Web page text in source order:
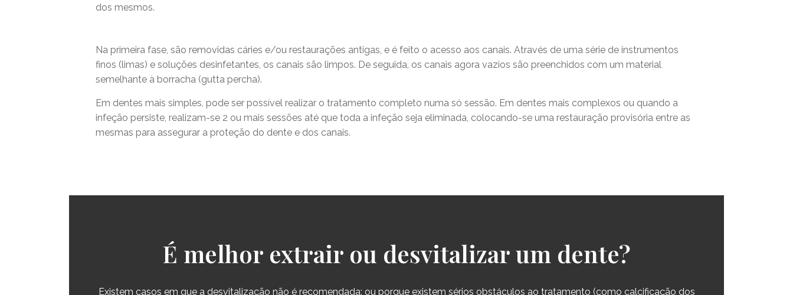
dos mesmos.
Na primeira fase, são removidas cáries e/ou restaurações antigas, e é feito o acesso aos canais. Através de uma série de instrumentos
finos (limas) e soluções desinfetantes, os canais são limpos. De seguida, os canais agora vazios são preenchidos com um material
semelhante à borracha (gutta percha).
Em dentes mais simples, pode ser possível realizar o tratamento completo numa só sessão. Em dentes mais complexos ou quando a
infeção persiste, realizam-se 2 ou mais sessões até que toda a infeção seja eliminada, colocando-se uma restauração provisória entre as
mesmas para assegurar a proteção do dente e dos canais.
É melhor extrair ou desvitalizar um dente?
Existem casos em que a desvitalização não é recomendada: ou porque existem sérios obstáculos ao tratamento (como calcificação dos